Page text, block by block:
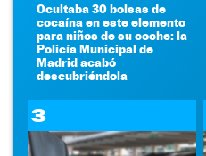
Ocultaba 30 bolsas de
cocaína en este elemento
para niños de su coche: la
Policía Municipal de
Madrid acabó
descubriéndola
3